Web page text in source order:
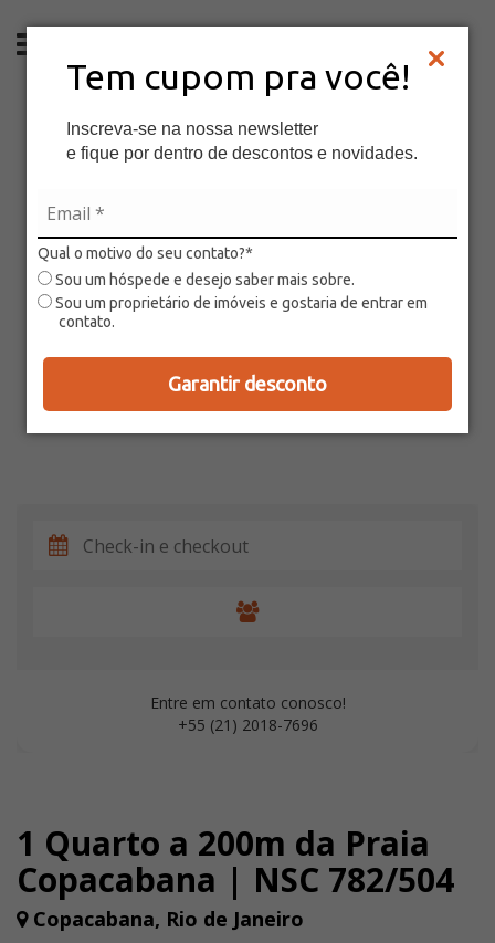
Tem cupom pra você!
Inscreva-se na nossa newsletter
e fique por dentro de descontos e novidades.
Qual o motivo do seu contato?*
Sou um hóspede e desejo saber mais sobre.
Sou um proprietário de imóveis e gostaria de entrar em
contato.
Garantir desconto
1 Quarto a 200m da Praia
Copacabana | NSC 782/504
Copacabana, Rio de Janeiro
Entre em contato conosco!
+55 (21) 2018-7696